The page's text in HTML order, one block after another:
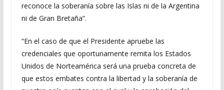
reconoce la soberanía sobre las Islas ni de la Argentina
ni de Gran Bretaña”.
“En el caso de que el Presidente apruebe las
credenciales que oportunamente remita los Estados
Unidos de Norteamérica será una prueba concreta de
que estos embates contra la libertad y la soberanía de